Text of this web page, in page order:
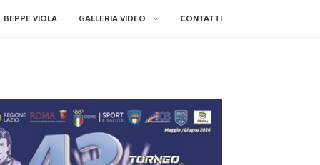
BEPPE VIOLA GALLERIA VIDEO CONTATTI